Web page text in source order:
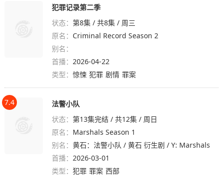
犯罪记录第二季
状态：第8集 / 共8集 / 周三
原名： Criminal Record Season 2
别名：
首播：2026-04-22
类型：惊悚 犯罪 剧情 罪案
7.4
法警小队
状态：第13集完结 / 共12集 / 周日
原名： Marshals Season 1
别名：黄石：法警小队 / 黄石 衍生剧 / Y: Marshals
首播：2026-03-01
类型：犯罪 罪案 西部